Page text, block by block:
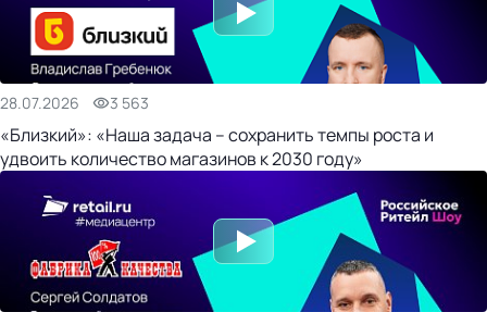
28.07.2026 3 563
«Близкий»: «Наша задача – сохранить темпы роста и
удвоить количество магазинов к 2030 году»